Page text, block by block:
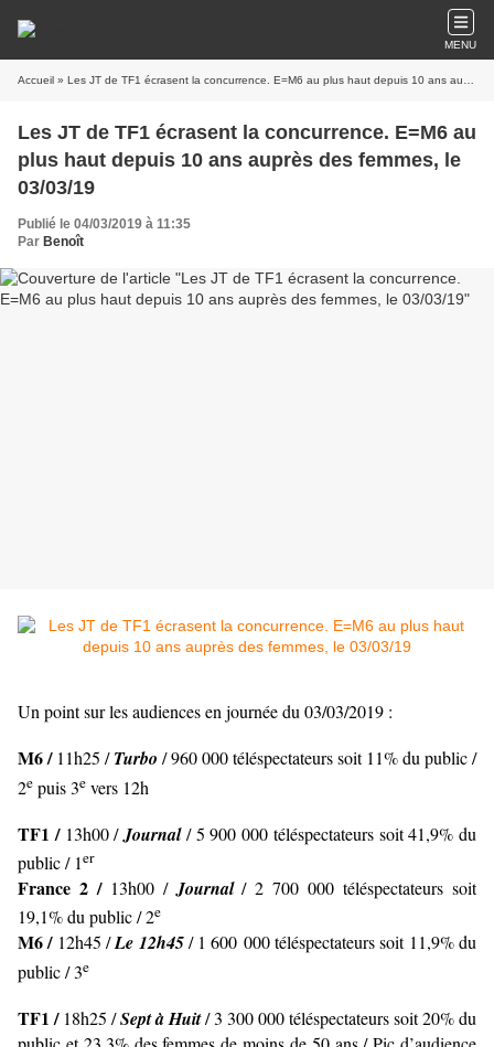
MENU
Accueil » Les JT de TF1 écrasent la concurrence. E=M6 au plus haut depuis 10 ans auprès des femmes, le 03/03/19
Les JT de TF1 écrasent la concurrence. E=M6 au
plus haut depuis 10 ans auprès des femmes, le
03/03/19
Publié le 04/03/2019 à 11:35
Par Benoît
Un point sur les audiences en journée du 03/03/2019 :
M6 / 11h25 /Turbo / 960 000 téléspectateurs soit 11% du public /
2e puis 3e vers 12h
TF1 / 13h00 /Journal/ 5 900 000 téléspectateurs soit 41,9% du
public / 1er
France 2 / 13h00 / Journal/ 2 700 000 téléspectateurs soit
19,1% du public / 2e
M6 / 12h45 /Le 12h45/ 1 600 000 téléspectateurs soit 11,9% du
public / 3e
TF1 / 18h25 /Sept à Huit/ 3 300 000 téléspectateurs soit 20% du